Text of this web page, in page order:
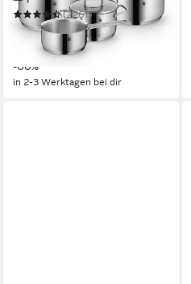
Glasdeckel(2261)
119,99 € UVP299,00 €
nur diesen Monat
-60%
in 2-3 Werktagen bei dir